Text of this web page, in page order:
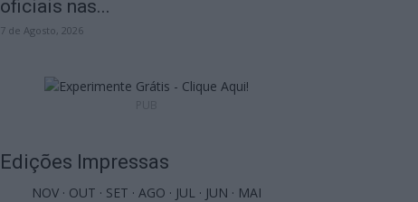
oficiais nas...
7 de Agosto, 2026
Edições Impressas
NOV · OUT · SET · AGO · JUL · JUN · MAI